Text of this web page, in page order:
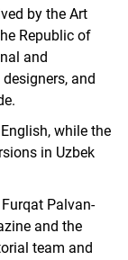
by the Art
Republic of
and
and
while the
in Uzbek
Palvan-
and the
team and